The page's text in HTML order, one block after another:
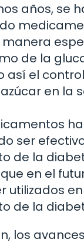
años, se
de la
así el
en la
ser
de la
en el
utilizados
de la
los